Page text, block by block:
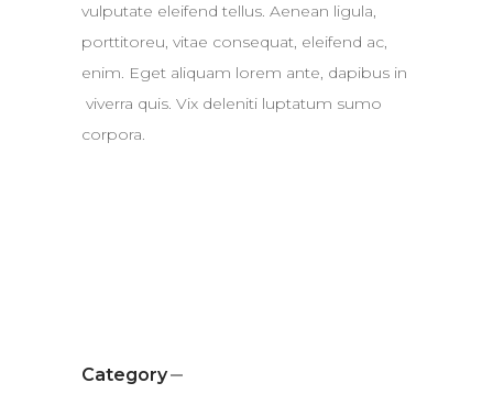
vulputate eleifend tellus. Aenean ligula,
porttitoreu, vitae consequat, eleifend ac,
enim. Eget aliquam lorem ante, dapibus in
viverra quis. Vix deleniti luptatum sumo
corpora.
Category